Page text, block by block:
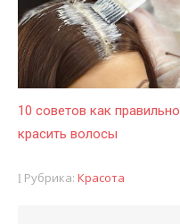
10 советов как правильно
красить волосы
Рубрика: Красота